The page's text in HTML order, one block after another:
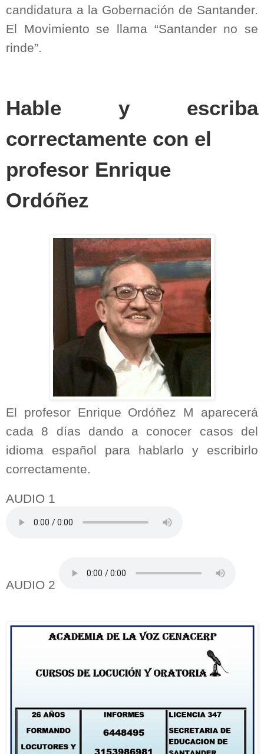
candidatura a la Gobernación de Santander.
El Movimiento se llama “Santander no se
rinde”.
Hable y escriba
correctamente con el
profesor Enrique
Ordóñez
El profesor Enrique Ordóñez M aparecerá
cada 8 días dando a conocer casos del
idioma español para hablarlo y escribirlo
correctamente.
AUDIO 1
AUDIO 2